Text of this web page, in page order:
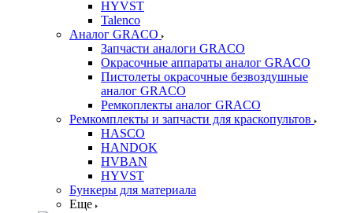
HYVST
Talenco
Аналог GRACO
Запчасти аналоги GRACO
Окрасочные аппараты аналог GRACO
Пистолеты окрасочные безвоздушные
аналог GRACO
Ремкоплекты аналог GRACO
Ремкомплекты и запчасти для краскопультов
HASCO
HANDOK
HVBAN
HYVST
Бункеры для материала
Еще